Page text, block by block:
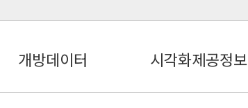
개방데이터 시각화제공정보